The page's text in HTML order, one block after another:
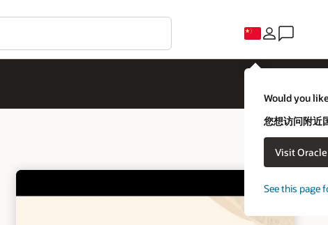
Would you
您想访问附近
Visit
See this page